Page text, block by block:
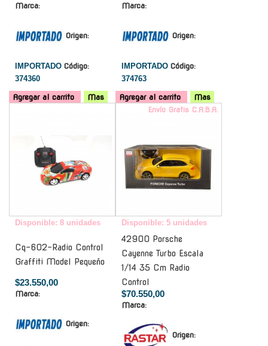
Marca:
Origen:
IMPORTADO Código:
374360
Agregar al carrito Mas
Marca:
Origen:
IMPORTADO Código:
374763
Agregar al carrito
Mas
Disponible: 8 unidades
Cq-602-Radio Control
Graffiti Model Pequeño
$23.550,00
Marca:
Origen:
Envío Gratis C.A.B.A.
Disponible: 5 unidades
42900 Porsche
Cayenne Turbo Escala
1/14 35 Cm Radio
Control
$70.550,00
Marca:
Origen: